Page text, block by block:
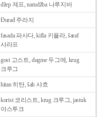
džep 제프, narudžba 나루지바
Ðurađ 주라지
fasada 파사다, kifla 키플라, šaraf
샤라프
gost 고스트, dugme 두그메, krug
크루그
hitan 히탄, šah 샤흐
korist 코리스트, krug 크루그, jastuk
야스투크